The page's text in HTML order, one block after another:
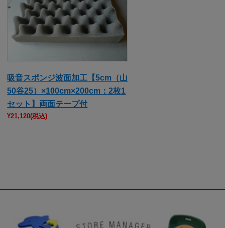
吸音スポンジ波面加工【5cm（山
50谷25）×100cm×200cm：2枚1
セット】両面テープ付
¥21,120(税込)